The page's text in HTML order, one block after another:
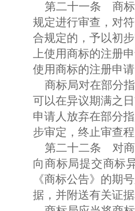
第二十一条 商标
规定进行审查，对
合规定的，予以初
上使用商标的注册
使用商标的注册申
商标局对在部分
可以在异议期满之
申请人放弃在部分
步审定，终止审查
第二十二条 对商
向商标局提交商标
《商标公告》的期
据，并附送有关证